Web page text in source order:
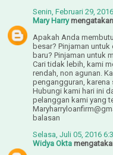
Senin, Februari 29,
Mary Harry
Apakah Anda
besar? Pinjaman
baru? Pinjaman untuk
Cari tidak lebih, kami
rendah, non agunan.
pengangguran,
Hubungi kami hari ini
pelanggan kami yang
balasan
Selasa, Juli 05, 2016
Widya Okta